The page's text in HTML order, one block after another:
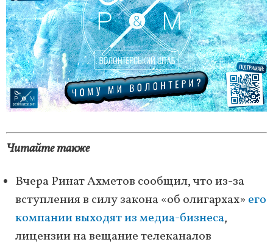
Читайте также
Вчера Ринат Ахметов сообщил, что из-за
вступления в силу закона «об олигархах» его
компании выходят из медиа-бизнеса,
лицензии на вещание телеканалов